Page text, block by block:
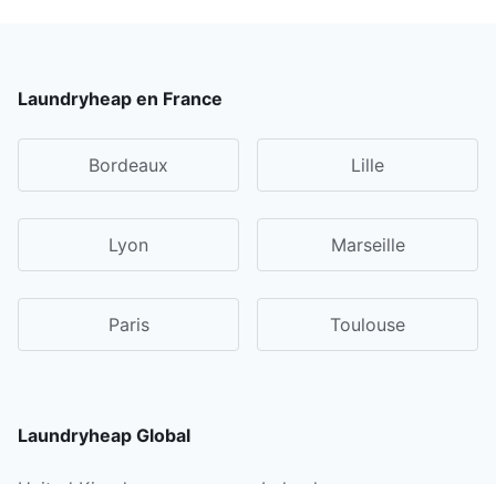
Laundryheap en France
Bordeaux Lille
Lyon Marseille
Paris Toulouse
Laundryheap Global